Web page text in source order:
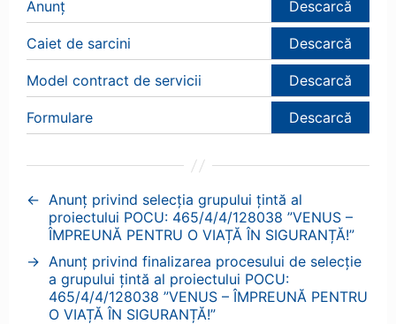
Anunț Descarcă
Caiet de sarcini Descarcă
Model contract de servicii Descarcă
Formulare Descarcă
← Anunț privind selecția grupului țintă al
proiectului POCU: 465/4/4/128038 ”VENUS –
ÎMPREUNĂ PENTRU O VIAȚĂ ÎN SIGURANȚĂ!”
→ Anunț privind finalizarea procesului de selecție
a grupului țintă al proiectului POCU:
465/4/4/128038 ”VENUS – ÎMPREUNĂ PENTRU
O VIAȚĂ ÎN SIGURANȚĂ!”